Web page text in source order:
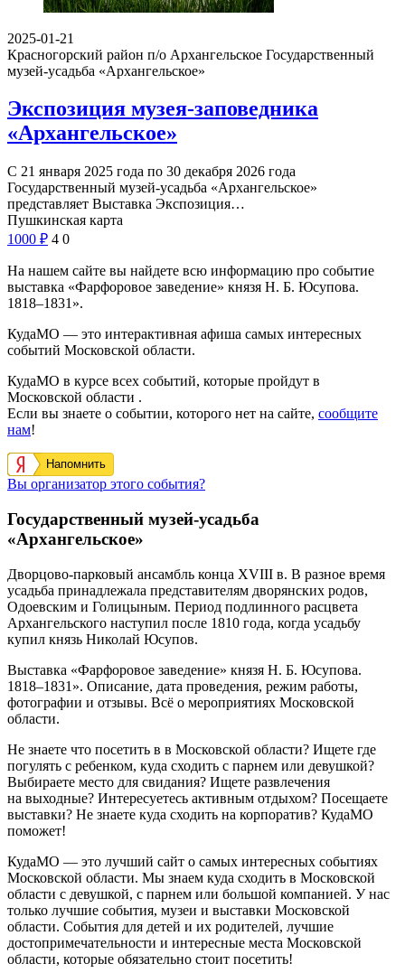
2025-01-21
Красногорский район п/о Архангельское Государственный
музей-усадьба «Архангельское»
Экспозиция музея-заповедника
«Архангельское»
С 21 января 2025 года по 30 декабря 2026 года
Государственный музей-усадьба «Архангельское»
представляет Выставка Экспозиция…
Пушкинская карта
1000 ₽ 4 0
На нашем сайте вы найдете всю информацию про событие
выставка «Фарфоровое заведение» князя Н. Б. Юсупова.
1818‒1831».
КудаМО — это интерактивная афиша самых интересных
событий Московской области.
КудаМО в курсе всех событий, которые пройдут в
Московской области .
Если вы знаете о событии, которого нет на сайте, сообщите
нам!
Напомнить
Вы организатор этого события?
Государственный музей-усадьба
«Архангельское»
Дворцово-парковый ансамбль конца XVIII в. В разное время
усадьба принадлежала представителям дворянских родов,
Одоевским и Голицыным. Период подлинного расцвета
Архангельского наступил после 1810 года, когда усадьбу
купил князь Николай Юсупов.
Выставка «Фарфоровое заведение» князя Н. Б. Юсупова.
1818‒1831». Описание, дата проведения, режим работы,
фотографии и отзывы. Всё о мероприятиях Московской
области.
Не знаете что посетить в в Московской области? Ищете где
погулять с ребенком, куда сходить с парнем или девушкой?
Выбираете место для свидания? Ищете развлечения
на выходные? Интересуетесь активным отдыхом? Посещаете
выставки? Не знаете куда сходить на корпоратив? КудаМО
поможет!
КудаМО — это лучший сайт о самых интересных событиях
Московской области. Мы знаем куда сходить в Московской
области с девушкой, с парнем или большой компанией. У нас
только лучшие события, музеи и выставки Московской
области. События для детей и их родителей, лучшие
достопримечательности и интересные места Московской
области, которые обязательно стоит посетить!